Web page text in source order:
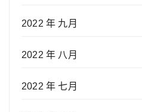
2022 年 九月
2022 年 八月
2022 年 七月